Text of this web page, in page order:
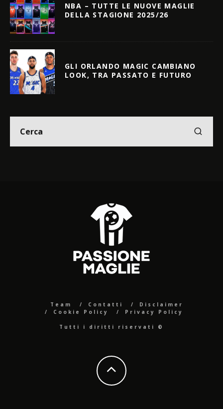
NBA – TUTTE LE NUOVE MAGLIE
DELLA STAGIONE 2025/26
GLI ORLANDO MAGIC CAMBIANO
LOOK, TRA PASSATO E FUTURO
Team Contatti
Disclaimer
Cookie Policy
Privacy Policy
Tutti i diritti riservati ©